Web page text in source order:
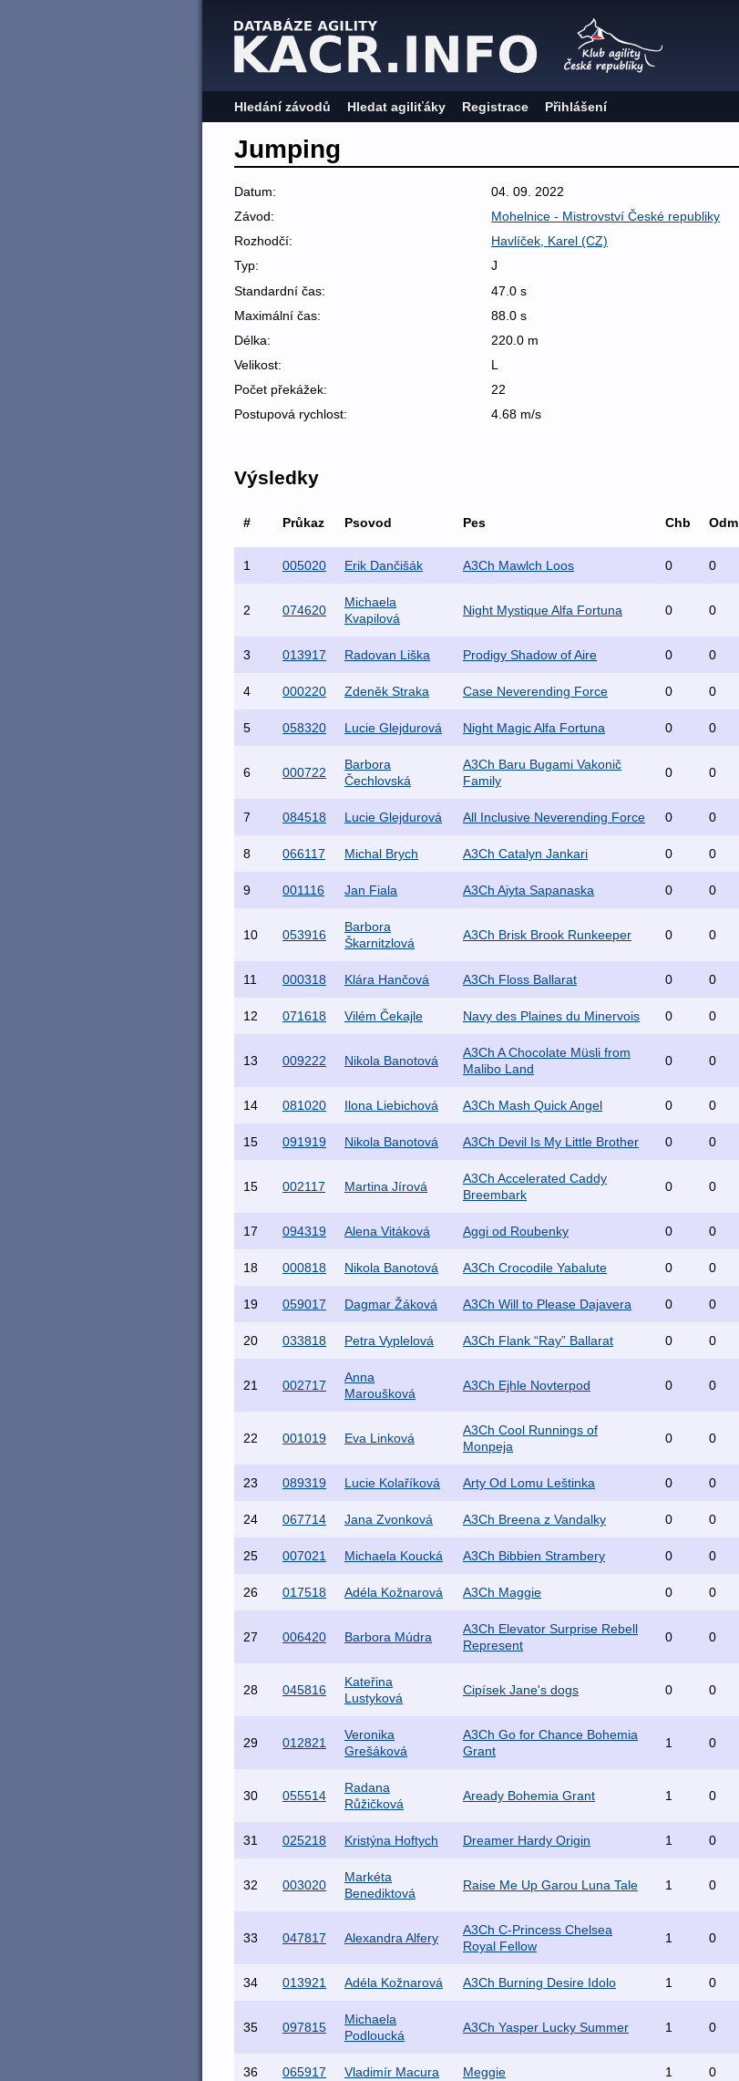
Hledání závodů Hledat agiliťáky Registrace Přihlášení
Jumping
Datum:
04. 09. 2022
Závod:
Mohelnice - Mistrovství České republiky
Rozhodčí:
Havlíček, Karel (CZ)
Typ:
J
Standardní čas:
47.0 s
Maximální čas:
88.0 s
Délka:
220.0 m
Velikost:
L
Počet překážek:
22
Postupová rychlost:
4.68 m/s
Výsledky
# Průkaz Psovod Pes Chb Odm
1 005020 Erik Dančišák A3Ch Mawlch Loos 0 0
2 074620
Michaela
Kvapilová
Night Mystique Alfa Fortuna 0 0
3 013917 Radovan Liška Prodigy Shadow of Aire 0 0
4 000220 Zdeněk Straka Case Neverending Force 0 0
5 058320 Lucie Glejdurová Night Magic Alfa Fortuna 0 0
6 000722
Barbora
Čechlovská
A3Ch Baru Bugami Vakonič
Family
0 0
7 084518 Lucie Glejdurová All Inclusive Neverending Force 0 0
8 066117 Michal Brych A3Ch Catalyn Jankari 0 0
9 001116 Jan Fiala A3Ch Aiyta Sapanaska 0 0
10 053916
Barbora
Škarnitzlová
A3Ch Brisk Brook Runkeeper 0 0
11 000318 Klára Hančová A3Ch Floss Ballarat 0 0
12 071618 Vilém Čekajle Navy des Plaines du Minervois 0 0
13 009222 Nikola Banotová
A3Ch A Chocolate Müsli from
Malibo Land
0 0
14 081020 Ilona Liebichová A3Ch Mash Quick Angel 0 0
15 091919 Nikola Banotová A3Ch Devil Is My Little Brother 0 0
15 002117 Martina Jírová
A3Ch Accelerated Caddy
Breembark
0 0
17 094319 Alena Vitáková Aggi od Roubenky 0 0
18 000818 Nikola Banotová A3Ch Crocodile Yabalute 0 0
19 059017 Dagmar Žáková A3Ch Will to Please Dajavera 0 0
20 033818 Petra Vyplelová A3Ch Flank “Ray” Ballarat 0 0
21 002717
Anna
Maroušková
A3Ch Ejhle Novterpod 0 0
22 001019 Eva Linková
A3Ch Cool Runnings of
Monpeja
0 0
23 089319 Lucie Kolaříková Arty Od Lomu Leštinka 0 0
24 067714 Jana Zvonková A3Ch Breena z Vandalky 0 0
25 007021 Michaela Koucká A3Ch Bibbien Strambery 0 0
26 017518 Adéla Kožnarová A3Ch Maggie 0 0
27 006420 Barbora Múdra
A3Ch Elevator Surprise Rebell
Represent
0 0
28 045816
Kateřina
Lustyková
Cipísek Jane's dogs 0 0
29 012821
Veronika
Grešáková
A3Ch Go for Chance Bohemia
Grant
1 0
30 055514
Radana
Růžičková
Aready Bohemia Grant 1 0
31 025218 Kristýna Hoftych Dreamer Hardy Origin 1 0
32 003020
Markéta
Benediktová
Raise Me Up Garou Luna Tale 1 0
33 047817 Alexandra Alfery
A3Ch C-Princess Chelsea
Royal Fellow
1 0
34 013921 Adéla Kožnarová A3Ch Burning Desire Idolo 1 0
35 097815
Michaela
Podloucká
A3Ch Yasper Lucky Summer 1 0
36 065917 Vladimír Macura Meggie 1 0